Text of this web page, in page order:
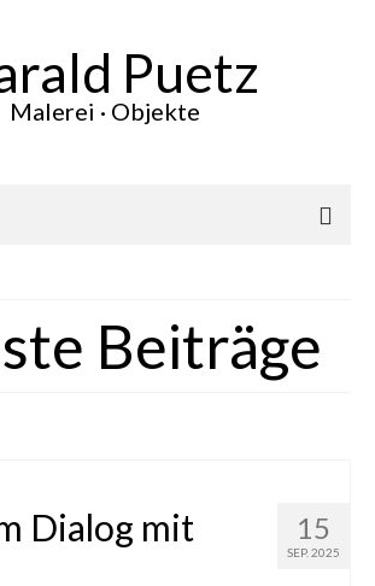
Puetz
Malerei · Objekte
Beiträge
15
SEP. 2025
Dialog mit